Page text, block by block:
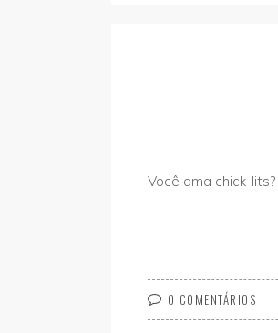
Você ama chick-
0 COMENTÁRIOS